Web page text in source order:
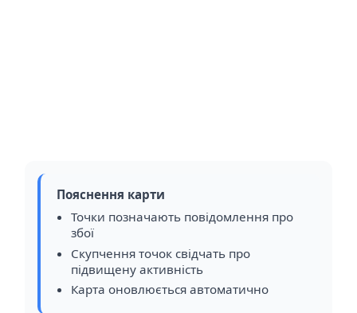
Пояснення карти
Точки позначають повідомлення про
збої
Скупчення точок свідчать про
підвищену активність
Карта оновлюється автоматично